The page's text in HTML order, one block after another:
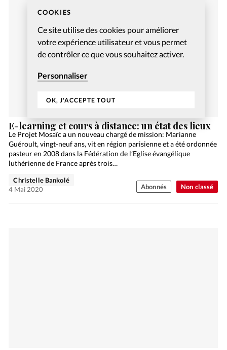
COOKIES
Ce site utilise des cookies pour améliorer
votre expérience utilisateur et vous permet
de contrôler ce que vous souhaitez activer.
Personnaliser
OK, J'ACCEPTE TOUT
Non classé
E-learning et cours à distance: un état des lieux
Le Projet Mosaïc a un nouveau chargé de mission: Marianne
Guéroult, vingt-neuf ans, vit en région parisienne et a été ordonnée
pasteur en 2008 dans la Fédération de l’Eglise évangélique
luthérienne de France après trois…
Christelle Bankolé
4 Mai 2020
Abonnés